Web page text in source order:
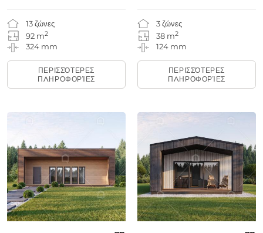
13 ζώνες
92 m2
324 mm
ΠΕΡΙΣΣΌΤΕΡΕΣ
ΠΛΗΡΟΦΟΡΊΕΣ
3 ζώνες
38 m2
124 mm
ΠΕΡΙΣΣΌΤΕΡΕΣ
ΠΛΗΡΟΦΟΡΊΕΣ